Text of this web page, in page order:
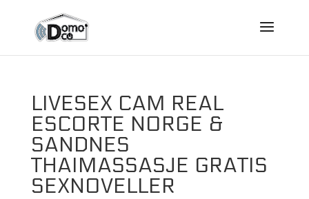
LIVESEX CAM REAL
ESCORTE NORGE &
SANDNES
THAIMASSASJE GRATIS
SEXNOVELLER